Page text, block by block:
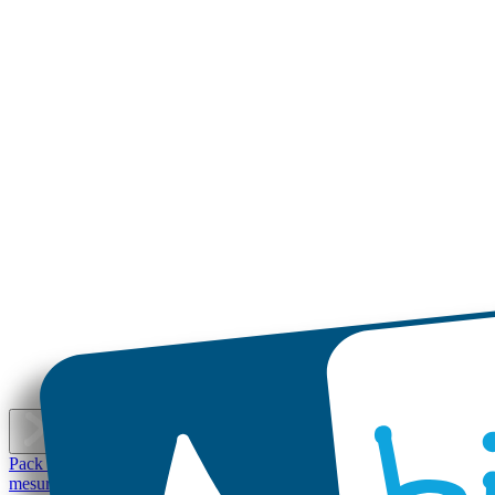
Pack d'Étiquettes Autocollantes pour Objets Mini Autocollants
mesure
Petites Étiquettes Autocollantes Personnalisées pas chères